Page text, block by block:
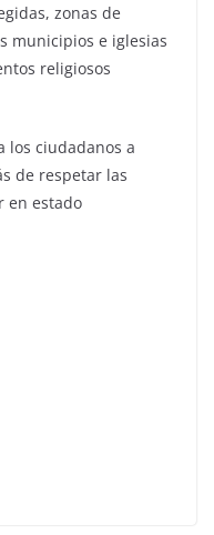
zonas de
municipios e iglesias
religiosos
los ciudadanos a
de respetar las
en estado